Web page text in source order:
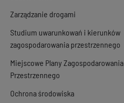
Zarządzanie drogami
Studium uwarunkowań i kierunków
zagospodarowania przestrzennego
Miejscowe Plany Zagospodarowania
Przestrzennego
Ochrona środowiska